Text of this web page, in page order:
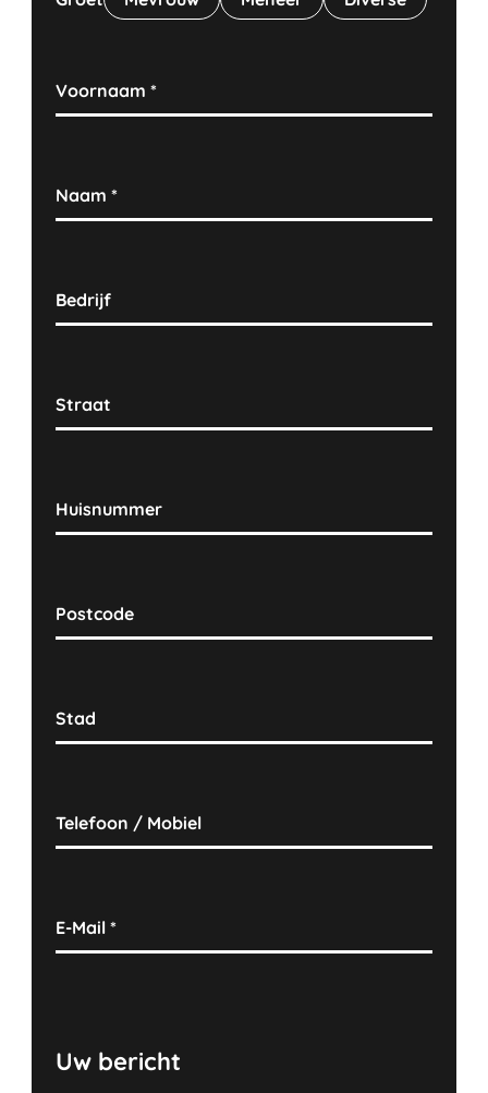
Voornaam*
Naam*
Bedrijf
Straat
Huisnummer
Postcode
Stad
Telefoon / Mobiel
E-Mail*
Uw bericht